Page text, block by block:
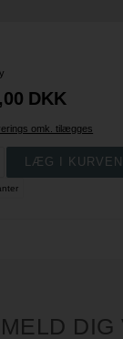
DKK
omk. tilægges
DIG